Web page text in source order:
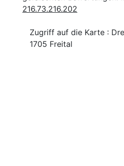
216.73.216.202
Zugriff auf die Karte :
1705 Freital